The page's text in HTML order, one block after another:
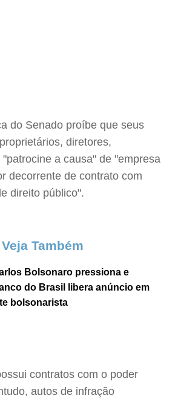
do Senado proíbe que seus
diretores,
a causa" de "empresa
decorrente de contrato com
direito público".
Veja Também
Bolsonaro pressiona e
do Brasil libera anúncio em
bolsonarista
contratos com o poder
autos de infração